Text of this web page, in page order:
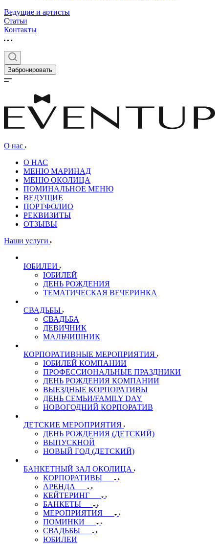
Ведущие и артисты
Статьи
Контакты
Забронировать
О нас
О НАС
МЕНЮ МАРИНАД
МЕНЮ ОКОЛИЦА
ПОМИНАЛЬНОЕ МЕНЮ
ВЕДУЩИЕ
ПОРТФОЛИО
РЕКВИЗИТЫ
ОТЗЫВЫ
Наши услуги
ЮБИЛЕИ
ЮБИЛЕЙ
ДЕНЬ РОЖДЕНИЯ
ТЕМАТИЧЕСКАЯ ВЕЧЕРИНКА
СВАДЬБЫ
СВАДЬБА
ДЕВИЧНИК
МАЛЬЧИШНИК
КОРПОРАТИВНЫЕ МЕРОПРИЯТИЯ
ЮБИЛЕЙ КОМПАНИИ
ПРОФЕССИОНАЛЬНЫЕ ПРАЗДНИКИ
ДЕНЬ РОЖДЕНИЯ КОМПАНИИ
ВЫЕЗДНЫЕ КОРПОРАТИВЫ
ДЕНЬ СЕМЬИ/FAMILY DAY
НОВОГОДНИЙ КОРПОРАТИВ
ДЕТСКИЕ МЕРОПРИЯТИЯ
ДЕНЬ РОЖДЕНИЯ (ДЕТСКИЙ)
ВЫПУСКНОЙ
НОВЫЙ ГОД (ДЕТСКИЙ)
БАНКЕТНЫЙ ЗАЛ ОКОЛИЦА
КОРПОРАТИВЫ
АРЕНДА
КЕЙТЕРИНГ
БАНКЕТЫ
МЕРОПРИЯТИЯ
ПОМИНКИ
СВАДЬБЫ
ЮБИЛЕИ